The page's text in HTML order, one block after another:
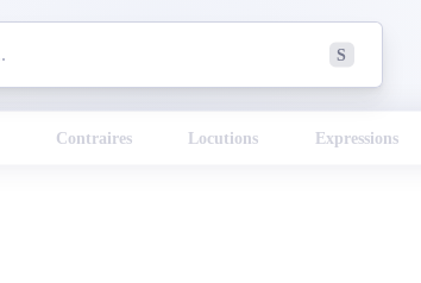
S
Contraires Locutions Expressions